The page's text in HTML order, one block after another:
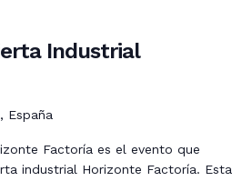
Industrial
España
Factoría es el evento que
industrial Horizonte Factoría. Esta